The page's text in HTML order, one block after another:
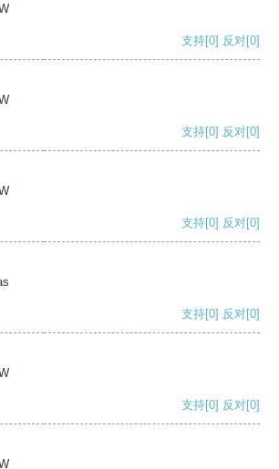
支持[0] 反对[0]
支持[0] 反对[0]
支持[0] 反对[0]
支持[0] 反对[0]
支持[0] 反对[0]